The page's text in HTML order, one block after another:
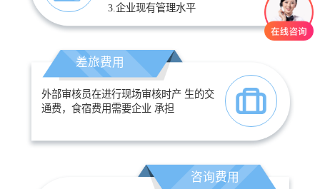
3.企业现有管理水平
差旅费用
外部审核员在进行现场审核时产 生的交
通费，食宿费用需要企业 承担
咨询费用